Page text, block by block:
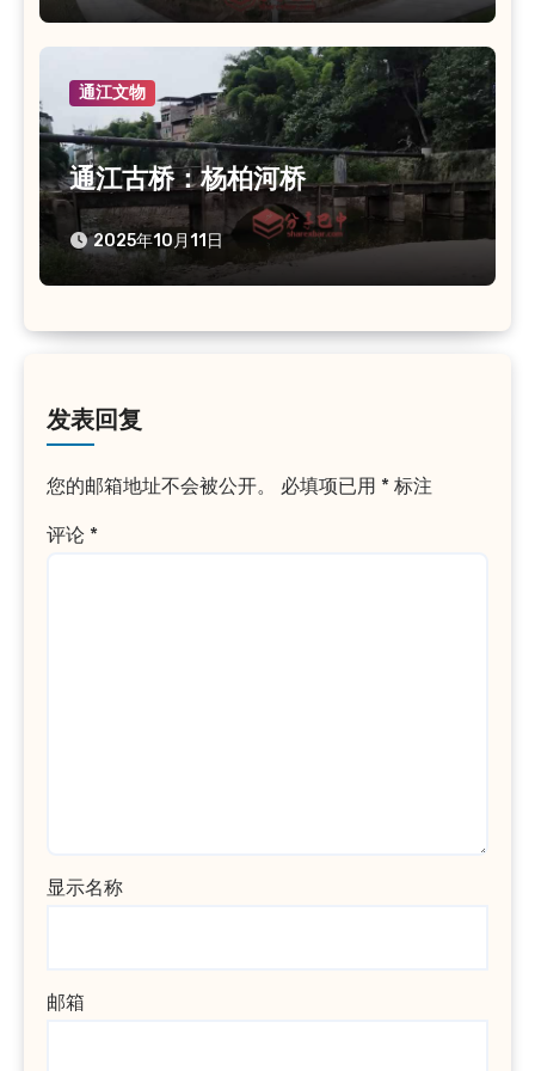
通江文物
通江古桥：杨柏河桥
2025年10月11日
发表回复
您的邮箱地址不会被公开。 必填项已用 * 标注
评论 *
显示名称
邮箱